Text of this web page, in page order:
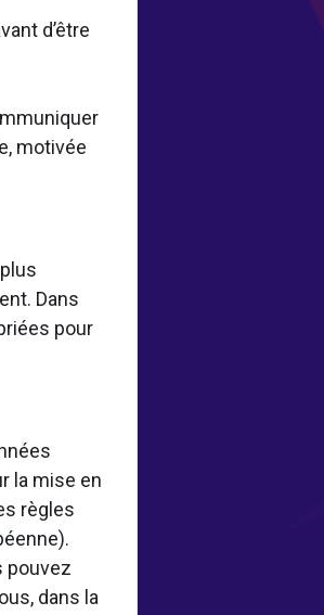
d’être
motivée
Dans
pour
la mise en
règles
pouvez
dans la